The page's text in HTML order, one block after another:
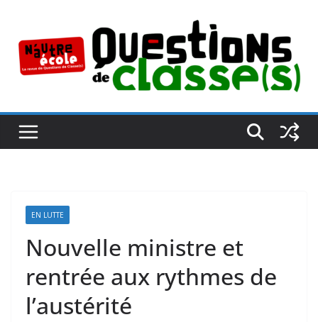
contenu
EN LUTTE
Nouvelle ministre et
rentrée aux rythmes de
l’austérité